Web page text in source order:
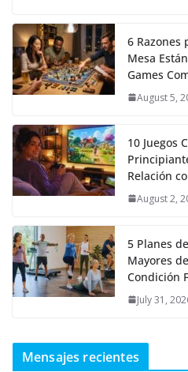
6 Razones
Mesa
Games
August 5,
10 Juegos
Relación
August 2,
5 Planes
Mayores
Condición
July 31,
Mensajes recientes